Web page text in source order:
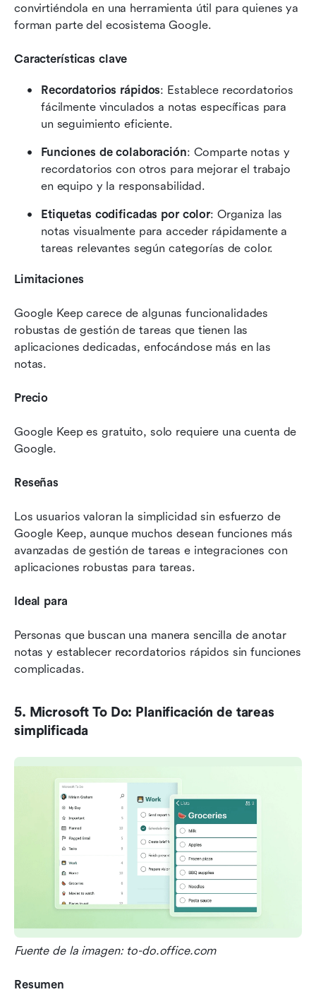
convirtiéndola en una herramienta útil para quienes ya
forman parte del ecosistema Google.
Características clave
Recordatorios rápidos: Establece recordatorios
fácilmente vinculados a notas específicas para
un seguimiento eficiente.
Funciones de colaboración: Comparte notas y
recordatorios con otros para mejorar el trabajo
en equipo y la responsabilidad.
Etiquetas codificadas por color: Organiza las
notas visualmente para acceder rápidamente a
tareas relevantes según categorías de color.
Limitaciones
Google Keep carece de algunas funcionalidades
robustas de gestión de tareas que tienen las
aplicaciones dedicadas, enfocándose más en las
notas.
Precio
Google Keep es gratuito, solo requiere una cuenta de
Google.
Reseñas
Los usuarios valoran la simplicidad sin esfuerzo de
Google Keep, aunque muchos desean funciones más
avanzadas de gestión de tareas e integraciones con
aplicaciones robustas para tareas.
Ideal para
Personas que buscan una manera sencilla de anotar
notas y establecer recordatorios rápidos sin funciones
complicadas.
5. Microsoft To Do: Planificación de tareas
simplificada
Fuente de la imagen: to-do.office.com
Resumen